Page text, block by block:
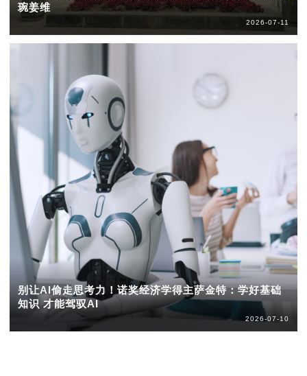
琬姜维
2026-07-11
别让AI偷走思考力！诺奖经济学得主萨金特：学好基础
知识 才能驾驭AI
2026-07-10